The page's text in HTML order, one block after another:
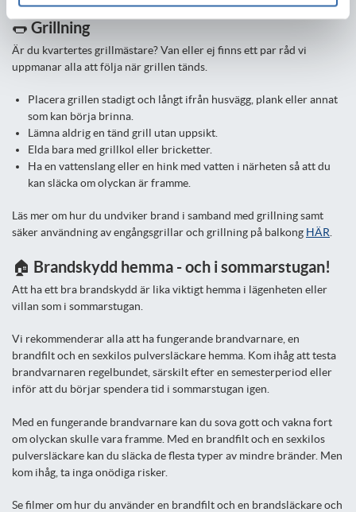
🌭 Grillning
Är du kvartertes grillmästare? Van eller ej finns ett par råd vi
uppmanar alla att följa när grillen tänds.
Placera grillen stadigt och långt ifrån husvägg, plank eller annat
som kan börja brinna.
Lämna aldrig en tänd grill utan uppsikt.
Elda bara med grillkol eller bricketter.
Ha en vattenslang eller en hink med vatten i närheten så att du
kan släcka om olyckan är framme.
Läs mer om hur du undviker brand i samband med grillning samt
säker användning av engångsgrillar och grillning på balkong HÄR
🏠 Brandskydd hemma - och i sommarstugan!
Att ha ett bra brandskydd är lika viktigt hemma i lägenheten eller
villan som i sommarstugan.
Vi rekommenderar alla att ha fungerande brandvarnare, en
brandfilt och en sexkilos pulversläckare hemma. Kom ihåg att testa
brandvarnaren regelbundet, särskilt efter en semesterperiod eller
inför att du börjar spendera tid i sommarstugan igen.
Med en fungerande brandvarnare kan du sova gott och vakna fort
om olyckan skulle vara framme. Med en brandfilt och en sexkilos
pulversläckare kan du släcka de flesta typer av mindre bränder. Men
kom ihåg, ta inga onödiga risker.
Se filmer om hur du använder en brandfilt och en brandsläckare och